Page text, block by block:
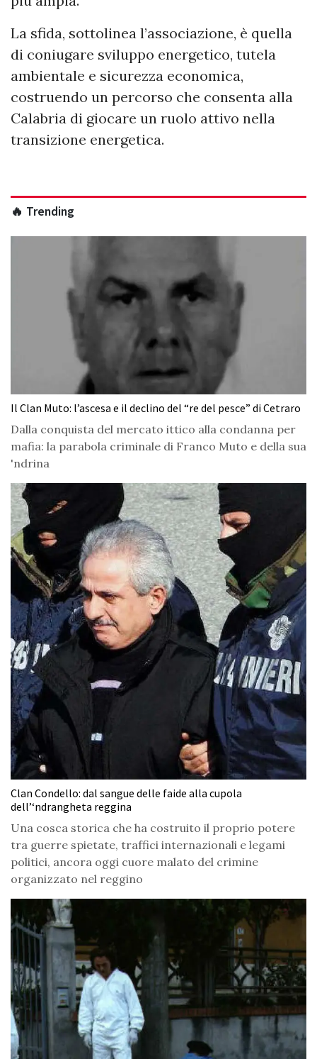
La sfida, sottolinea l’associazione, è quella
di coniugare sviluppo energetico, tutela
ambientale e sicurezza economica,
costruendo un percorso che consenta alla
Calabria di giocare un ruolo attivo nella
transizione energetica.
🔥 Trending
Il Clan Muto: l’ascesa e il declino del “re del pesce” di Cetraro
Dalla conquista del mercato ittico alla condanna per
mafia: la parabola criminale di Franco Muto e della sua
'ndrina
Clan Condello: dal sangue delle faide alla cupola
dell’‘ndrangheta reggina
Una cosca storica che ha costruito il proprio potere
tra guerre spietate, traffici internazionali e legami
politici, ancora oggi cuore malato del crimine
organizzato nel reggino